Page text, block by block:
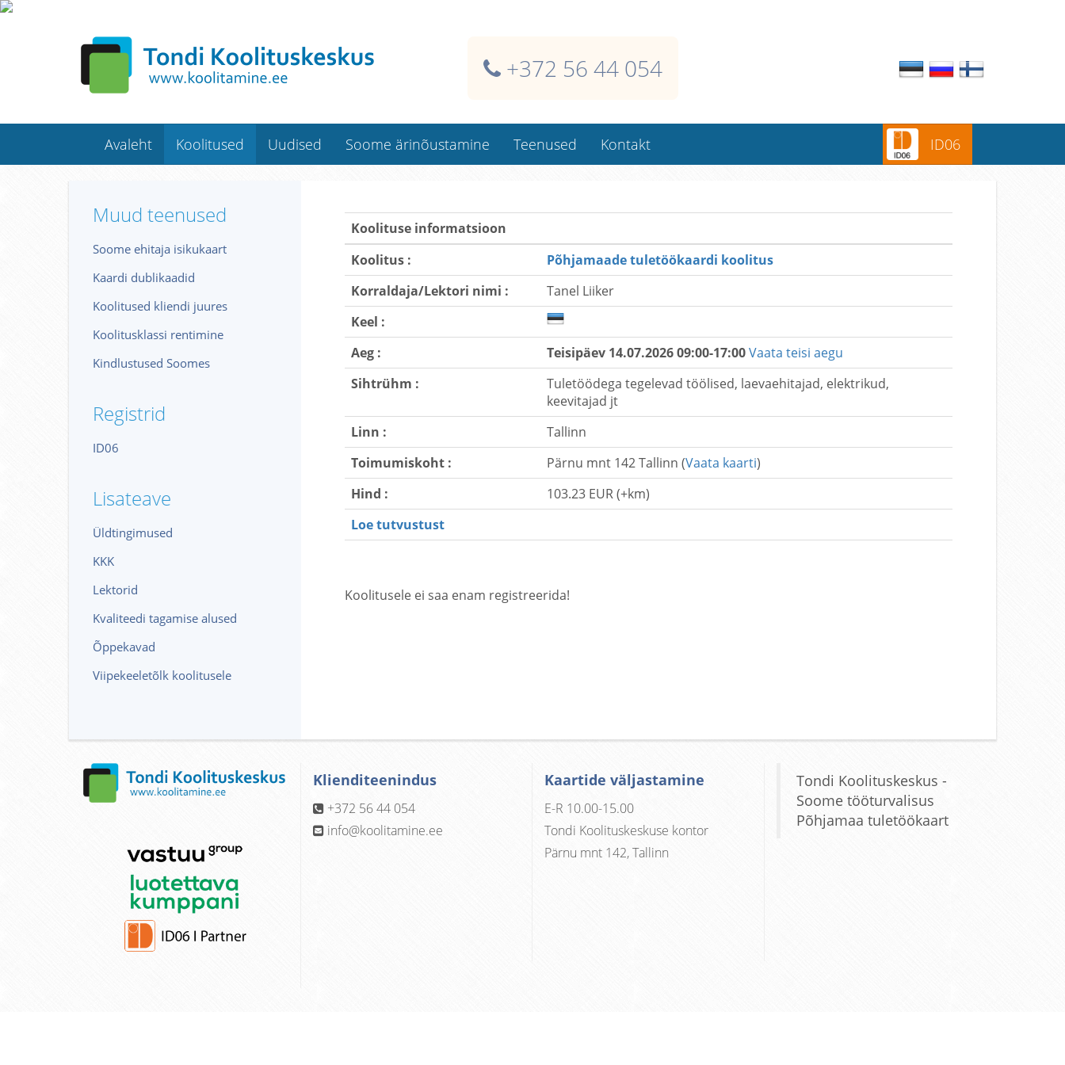
+372 56 44 054
Avaleht Koolitused Uudised Soome ärinõustamine Teenused
Koolitusklassi rentimine
Kindlustused Soomes
Raamatupidamisteenused
Kontakt ID06
Muud teenused
Soome ehitaja isikukaart
Kaardi dublikaadid
Koolitused kliendi juures
Koolitusklassi rentimine
Kindlustused Soomes
Registrid
ID06
Lisateave
Üldtingimused
KKK
Lektorid
Kvaliteedi tagamise alused
Õppekavad
Viipekeeletõlk koolitusele
Koolituse informatsioon
Koolitus :
Põhjamaade tuletöökaardi koolitus
Korraldaja/Lektori nimi :
Tanel Liiker
Keel :
Aeg :
Teisipäev 14.07.2026 09:00-17:00 Vaata teisi aegu
Sihtrühm :
Tuletöödega tegelevad töölised, laevaehitajad, elektrikud,
keevitajad jt
Linn :
Tallinn
Toimumiskoht :
Pärnu mnt 142 Tallinn (Vaata kaarti)
Hind :
103.23 EUR (+km)
Loe tutvustust
Koolitusele ei saa enam registreerida!
Klienditeenindus
+372 56 44 054
info@koolitamine.ee
Kaartide väljastamine
E-R 10.00-15.00
Tondi Koolituskeskuse kontor
Pärnu mnt 142, Tallinn
Tondi Koolituskeskus -
Soome tööturvalisus
Põhjamaa tuletöökaart